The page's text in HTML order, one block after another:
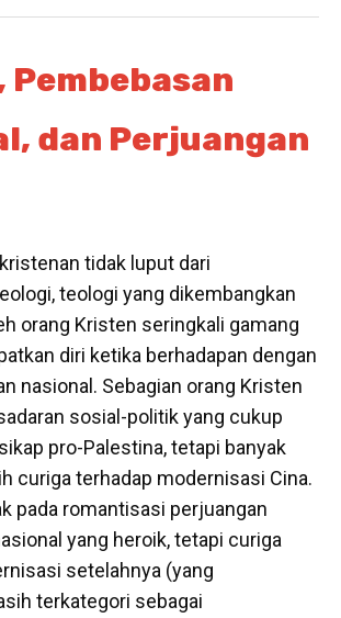
Pembebasan
dan Perjuangan
tidak luput dari
teologi yang dikembangkan
orang Kristen seringkali gamang
diri ketika berhadapan dengan
nasional. Sebagian orang Kristen
sosial-politik yang cukup
pro-Palestina, tetapi banyak
curiga terhadap modernisasi Cina.
pada romantisasi perjuangan
yang heroik, tetapi curiga
setelahnya (yang
terkategori sebagai